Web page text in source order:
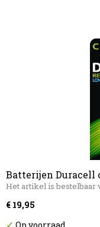
Batterijen Duracell
Het artikel is bestelbaar
€ 19,95
✓